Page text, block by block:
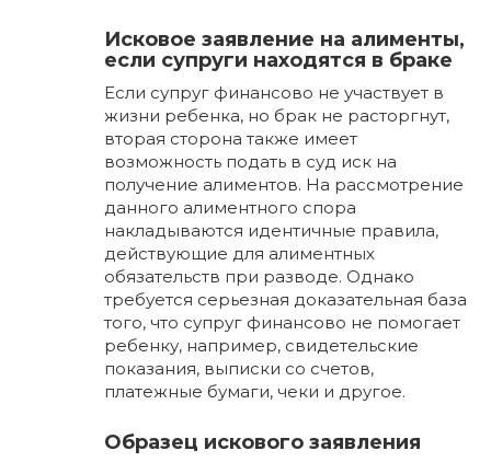
Исковое заявление на алименты,
если супруги находятся в браке
Если супруг финансово не участвует в
жизни ребенка, но брак не расторгнут,
вторая сторона также имеет
возможность подать в суд иск на
получение алиментов. На рассмотрение
данного алиментного спора
накладываются идентичные правила,
действующие для алиментных
обязательств при разводе. Однако
требуется серьезная доказательная база
того, что супруг финансово не помогает
ребенку, например, свидетельские
показания, выписки со счетов,
платежные бумаги, чеки и другое.
Образец искового заявления